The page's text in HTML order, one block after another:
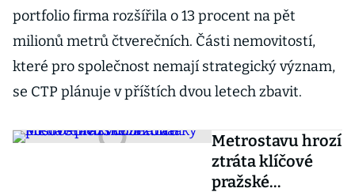
portfolio firma rozšířila o 13 procent na pět
milionů metrů čtverečních. Části nemovitostí,
které pro společnost nemají strategický význam,
se CTP plánuje v příštích dvou letech zbavit.
Metrostavu hrozí
ztráta klíčové
pražské